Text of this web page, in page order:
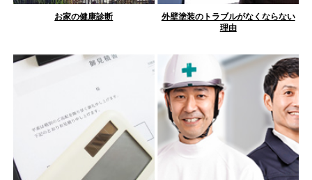
お家の健康診断
外壁塗装のトラブルがなくならない
理由